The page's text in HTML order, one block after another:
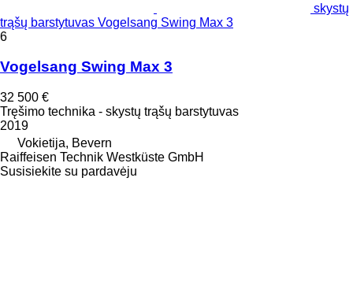
skystų
trąšų barstytuvas Vogelsang Swing Max 3
6
Vogelsang Swing Max 3
32 500 €
Tręšimo technika - skystų trąšų barstytuvas
2019
Vokietija, Bevern
Raiffeisen Technik Westküste GmbH
Susisiekite su pardavėju